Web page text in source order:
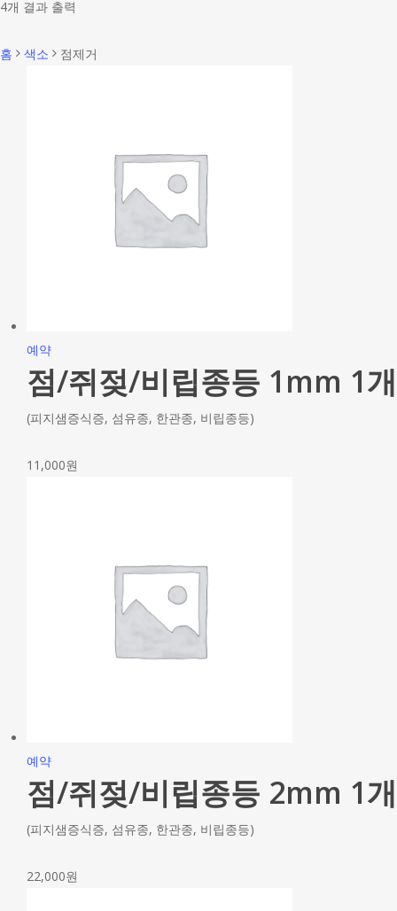
4개 결과 출력
홈 색소 점제거
예약
점/쥐젖/비립종등 1mm 1개
(피지샘증식증, 섬유종, 한관종, 비립종등)
11,000원
예약
점/쥐젖/비립종등 2mm 1개
(피지샘증식증, 섬유종, 한관종, 비립종등)
22,000원